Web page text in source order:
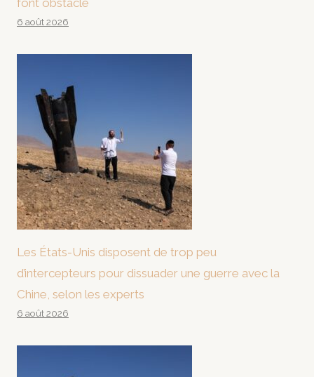
font obstacle
6 août 2026
Les États-Unis disposent de trop peu
d’intercepteurs pour dissuader une guerre avec la
Chine, selon les experts
6 août 2026